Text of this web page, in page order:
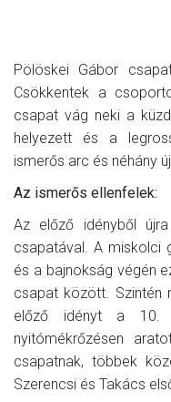
Pölöskei Gábor
Csökkentek a
csapat vág neki a
helyezett és a
ismerős arc és néhány
Az ismerős ellenfelek:
Az előző idényből
csapatával. A miskolci
és a bajnokság végén
csapat között. Szintén
előző idényt a 10.
nyitómékrőzésen
csapatnak, többek
Szerencsi és Takács